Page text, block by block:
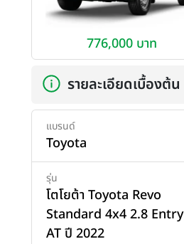
776,000 บาท
รายละเอียดเบื้องต้น
แบรนด์
Toyota
รุ่น
โตโยต้า Toyota Revo
Standard 4x4 2.8 Entry
AT ปี 2022